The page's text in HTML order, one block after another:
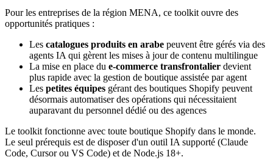
Pour les entreprises de la région MENA, ce toolkit ouvre des
opportunités pratiques :
Les catalogues produits en arabe peuvent être gérés via des
agents IA qui gèrent les mises à jour de contenu multilingue
La mise en place du e-commerce transfrontalier devient
plus rapide avec la gestion de boutique assistée par agent
Les petites équipes gérant des boutiques Shopify peuvent
désormais automatiser des opérations qui nécessitaient
auparavant du personnel dédié ou des agences
Le toolkit fonctionne avec toute boutique Shopify dans le monde.
Le seul prérequis est de disposer d'un outil IA supporté (Claude
Code, Cursor ou VS Code) et de Node.js 18+.